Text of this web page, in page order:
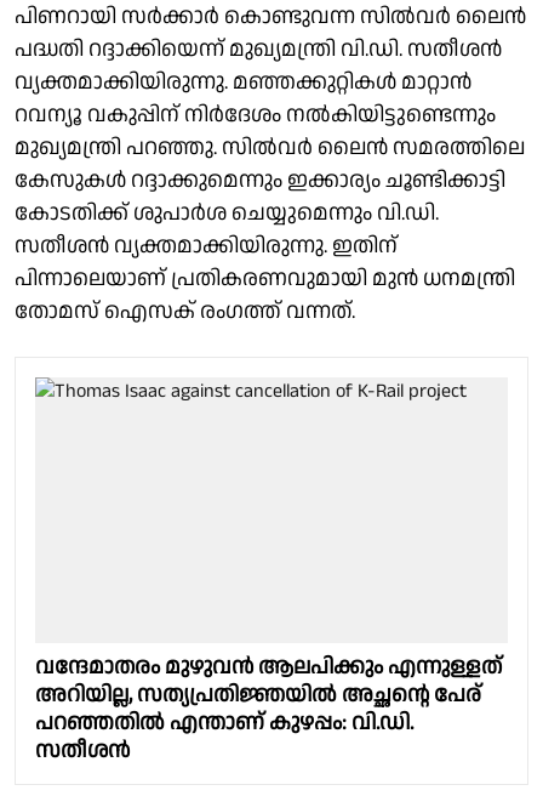
പിണറായി സർക്കാർ കൊണ്ടുവന്ന സിൽവർ ലൈൻ
പദ്ധതി റദ്ദാക്കിയെന്ന് മുഖ്യമന്ത്രി വി.ഡി. സതീശൻ
വ്യക്തമാക്കിയിരുന്നു. മഞ്ഞക്കുറ്റികൾ മാറ്റാൻ
റവന്യൂ വകുപ്പിന് നിർദേശം നൽകിയിട്ടുണ്ടെന്നും
മുഖ്യമന്ത്രി പറഞ്ഞു. സിൽവർ ലൈൻ സമരത്തിലെ
കേസുകൾ റദ്ദാക്കുമെന്നും ഇക്കാര്യം ചൂണ്ടിക്കാട്ടി
കോടതിക്ക് ശുപാർശ ചെയ്യുമെന്നും വി.ഡി.
സതീശൻ വ്യക്തമാക്കിയിരുന്നു. ഇതിന്
പിന്നാലെയാണ് പ്രതികരണവുമായി മുൻ ധനമന്ത്രി
തോമസ് ഐസക് രംഗത്ത് വന്നത്.
വന്ദേമാതരം മുഴുവൻ ആലപിക്കും എന്നുള്ളത്
അറിയില്ല, സത്യപ്രതിജ്ഞയിൽ അച്ഛന്റെ പേര്
പറഞ്ഞതില്‍ എന്താണ് കുഴപ്പം: വി.ഡി.
സതീശൻ